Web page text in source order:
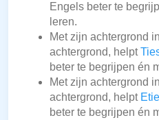
Engels beter te
leren.
Met zijn achtergrond
achtergrond, helpt
beter te begrijpen én
Met zijn achtergrond
achtergrond, helpt
beter te begrijpen én